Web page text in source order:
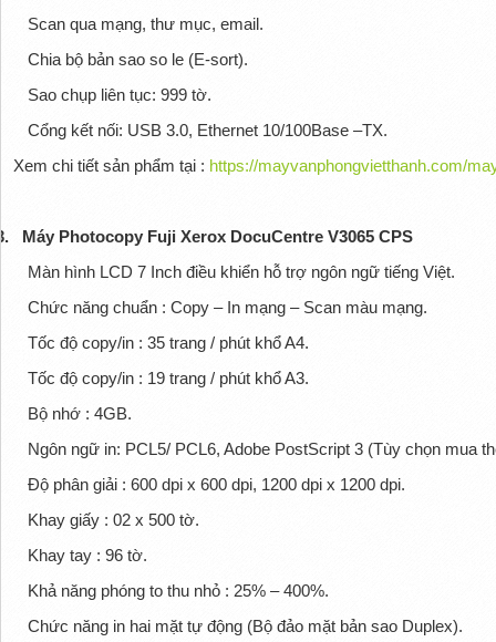
Scan qua mạng, thư mục, email.
Chia bộ bản sao so le (E-sort).
Sao chụp liên tục: 999 tờ.
Cổng kết nối: USB 3.0, Ethernet 10/100Base –TX.
Xem chi tiết sản phẩm tại : https://mayvanphongvietthanh.com/
Máy Photocopy Fuji Xerox DocuCentre V3065 CPS
Màn hình LCD 7 Inch điều khiển hỗ trợ ngôn ngữ tiếng Việt.
Chức năng chuẩn : Copy – In mạng – Scan màu mạng.
Tốc độ copy/in : 35 trang / phút khổ A4.
Tốc độ copy/in : 19 trang / phút khổ A3.
Bộ nhớ : 4GB.
Ngôn ngữ in: PCL5/ PCL6, Adobe PostScript 3 (Tùy chọn mua
Độ phân giải : 600 dpi x 600 dpi, 1200 dpi x 1200 dpi.
Khay giấy : 02 x 500 tờ.
Khay tay : 96 tờ.
Khả năng phóng to thu nhỏ : 25% – 400%.
Chức năng in hai mặt tự động (Bộ đảo mặt bản sao Duplex).